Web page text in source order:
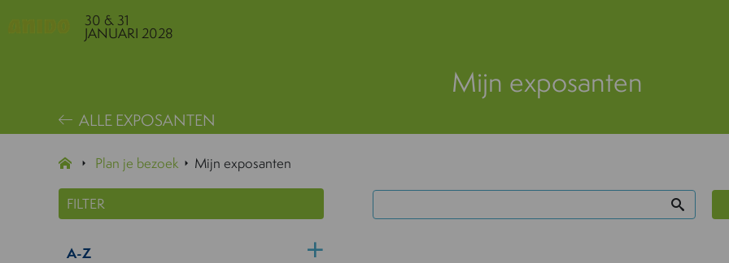
30 & 31
JANUARI 2028
Mijn exposanten
ALLE EXPOSANTEN
Plan je bezoek Mijn exposanten
FILTER
A-Z